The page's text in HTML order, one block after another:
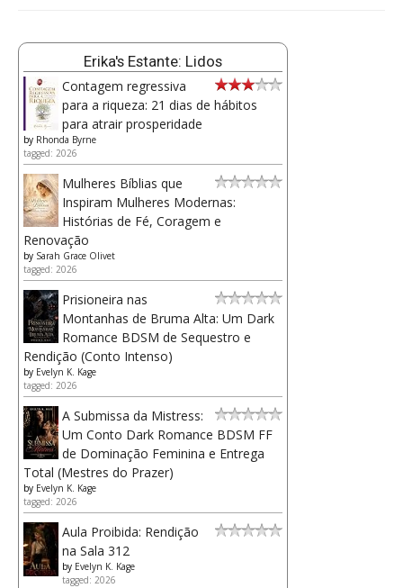
Erika's Estante: Lidos
Contagem regressiva
para a riqueza: 21 dias de hábitos
para atrair prosperidade
by Rhonda Byrne
tagged: 2026
Mulheres Bíblias que
Inspiram Mulheres Modernas:
Histórias de Fé, Coragem e
Renovação
by Sarah Grace Olivet
tagged: 2026
Prisioneira nas
Montanhas de Bruma Alta: Um Dark
Romance BDSM de Sequestro e
Rendição (Conto Intenso)
by Evelyn K. Kage
tagged: 2026
A Submissa da Mistress:
Um Conto Dark Romance BDSM FF
de Dominação Feminina e Entrega
Total (Mestres do Prazer)
by Evelyn K. Kage
tagged: 2026
Aula Proibida: Rendição
na Sala 312
by Evelyn K. Kage
tagged: 2026